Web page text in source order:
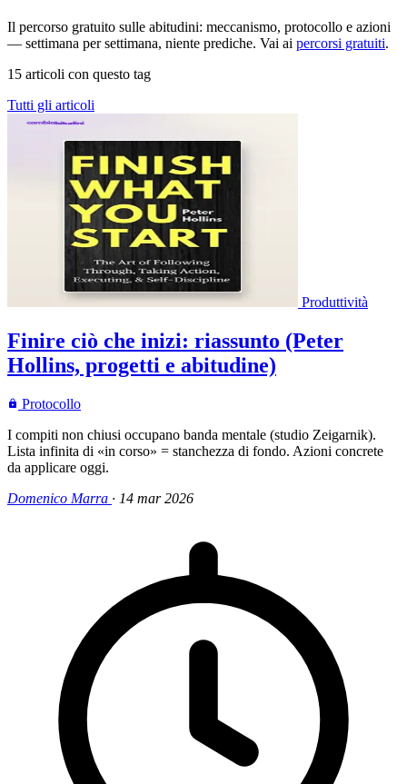
Il percorso gratuito sulle abitudini: meccanismo, protocollo e azioni
— settimana per settimana, niente prediche. Vai ai percorsi gratuiti.
15 articoli con questo tag
Tutti gli articoli
Produttività
Finire ciò che inizi: riassunto (Peter
Hollins, progetti e abitudine)
Protocollo
I compiti non chiusi occupano banda mentale (studio Zeigarnik).
Lista infinita di «in corso» = stanchezza di fondo. Azioni concrete
da applicare oggi.
Domenico Marra · 14 mar 2026